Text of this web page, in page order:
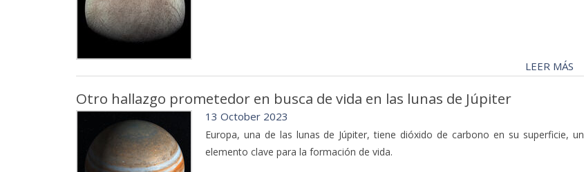
LEER MÁS
Otro hallazgo prometedor en busca de vida en las lunas de Júpiter
13 October 2023
Europa, una de las lunas de Júpiter, tiene dióxido de carbono en su superficie, un
elemento clave para la formación de vida.